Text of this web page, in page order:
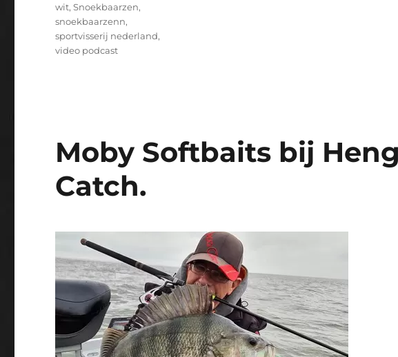
wit,Snoekbaarzen,
snoekbaarzenn,
sportvisserij nederland,
video podcast
Moby Softbaits bij
Catch.